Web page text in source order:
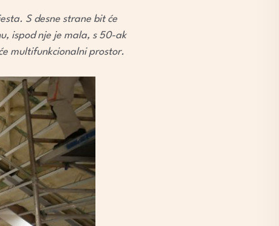
S desne strane bit će
ispod nje je mala, s 50-ak
multifunkcionalni prostor.